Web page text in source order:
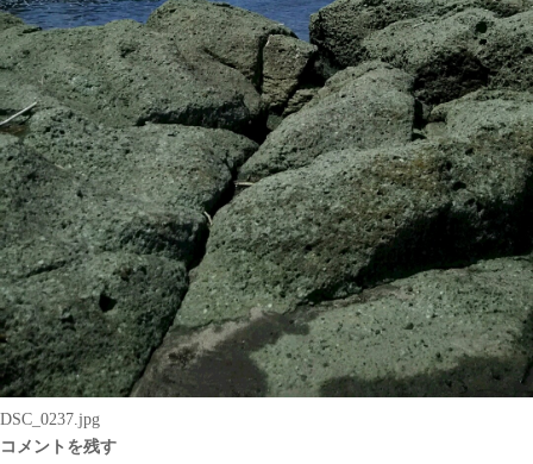
DSC_0237.jpg
コメントを残す